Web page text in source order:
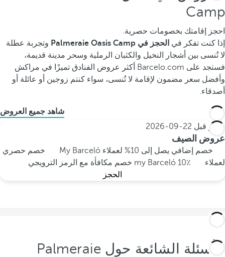
Camp
احجز إقامتك بخصومات حصرية.
إذا كنت تفكر في الحجز في Palmeraie Oasis Camp
وتجربة عطلة
لا تُنسى بين أشجار النخيل والكثبان الرملية وسحر مدينة قديمة،
فستجد على Barcelo.com أكثر عروض الفنادق تميزًا في مراكش
وأفضل سعر مضمون لإقامة لا تُنسى، سواء كنتم زوجين أو عائلة أو
أصدقاء.
شاهد جميع العروض
احجز قبل 22-09-2026
عروض الصيف
خصم إضافي يصل إلى 10% لعملاء My Barceló
خصم حصري
لعملاء my Barceló
10٪ خصم مكافأة مع الرمز الترويجي
الحجز
الأسئلة الشائعة حول Palmeraie